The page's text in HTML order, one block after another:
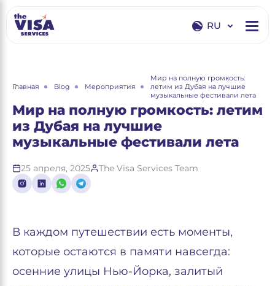
RU
RU
Главная Blog Мероприятия
Мир на полную громкость:
летим из Дубая на лучшие
музыкальные фестивали лета
Мир на полную громкость: летим
из Дубая на лучшие
музыкальные фестивали лета
25 апреля, 2025 The Visa Services Team
В каждом путешествии есть моменты,
которые остаются в памяти навсегда:
осенние улицы Нью-Йорка, залитый